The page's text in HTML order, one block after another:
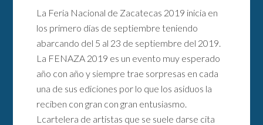
La Feria Nacional de Zacatecas 2019 inicia en
los primero días de septiembre teniendo
abarcando del 5 al 23 de septiembre del 2019.
La FENAZA 2019 es un evento muy esperado
año con año y siempre trae sorpresas en cada
una de sus ediciones por lo que los asiduos la
reciben con gran con gran entusiasmo.
Lcartelera de artistas que se suele darse cita